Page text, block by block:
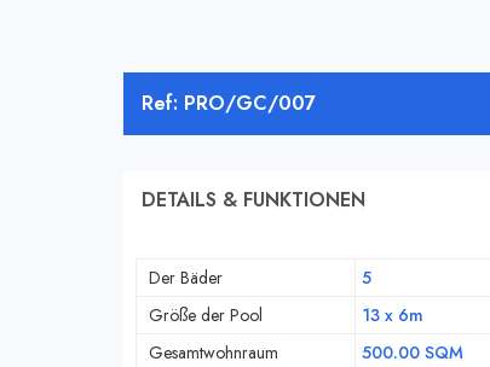
Ref: PRO/GC/007
DETAILS & FUNKTIONEN
Der Bäder 5
Größe der Pool
13 x 6m
Gesamtwohnraum
500.00 SQM